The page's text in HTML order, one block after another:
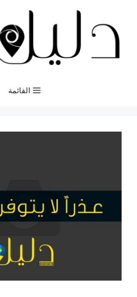
المحتوى
القائمة